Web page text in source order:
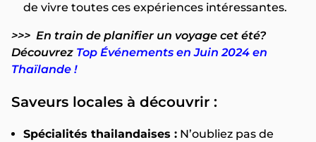
de vivre toutes ces expériences intéressantes.
>>> En train de planifier un voyage cet été?
Découvrez Top Événements en Juin 2024 en
Thaïlande !
Saveurs locales à découvrir :
Spécialités thailandaises : N’oubliez pas de